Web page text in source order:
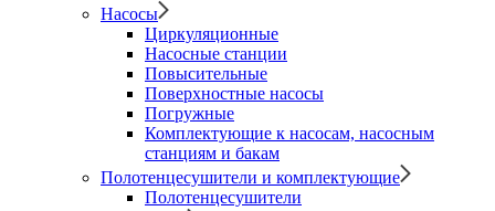
Насосы
Циркуляционные
Насосные станции
Повысительные
Поверхностные насосы
Погружные
Комплектующие к насосам, насосным
станциям и бакам
Полотенцесушители и комплектующие
Полотенцесушители